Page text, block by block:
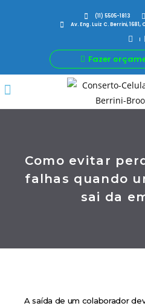
(11) 5505-1813
Av. Eng. Luiz C. Berrini, 1681,
Fazer
Como evitar
falhas quando
sai da
A saída de um colaborador